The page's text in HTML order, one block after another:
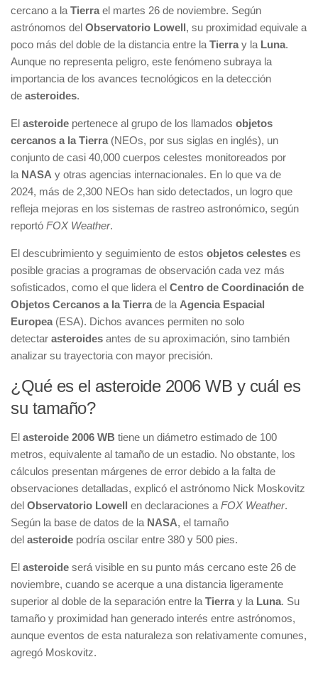
cercano a la Tierra el martes 26 de noviembre. Según
astrónomos del Observatorio Lowell, su proximidad equivale a
poco más del doble de la distancia entre la Tierra y la Luna.
Aunque no representa peligro, este fenómeno subraya la
importancia de los avances tecnológicos en la detección
de asteroides.
El asteroide pertenece al grupo de los llamados objetos
cercanos a la Tierra (NEOs, por sus siglas en inglés), un
conjunto de casi 40,000 cuerpos celestes monitoreados por
la NASA y otras agencias internacionales. En lo que va de
2024, más de 2,300 NEOs han sido detectados, un logro que
refleja mejoras en los sistemas de rastreo astronómico, según
reportó FOX Weather.
El descubrimiento y seguimiento de estos objetos celestes es
posible gracias a programas de observación cada vez más
sofisticados, como el que lidera el Centro de Coordinación de
Objetos Cercanos a la Tierra de la Agencia Espacial
Europea (ESA). Dichos avances permiten no solo
detectar asteroides antes de su aproximación, sino también
analizar su trayectoria con mayor precisión.
¿Qué es el asteroide 2006 WB y cuál es
su tamaño?
El asteroide 2006 WB tiene un diámetro estimado de 100
metros, equivalente al tamaño de un estadio. No obstante, los
cálculos presentan márgenes de error debido a la falta de
observaciones detalladas, explicó el astrónomo Nick Moskovitz
del Observatorio Lowell en declaraciones a FOX Weather.
Según la base de datos de la NASA, el tamaño
del asteroide podría oscilar entre 380 y 500 pies.
El asteroide será visible en su punto más cercano este 26 de
noviembre, cuando se acerque a una distancia ligeramente
superior al doble de la separación entre la Tierra y la Luna. Su
tamaño y proximidad han generado interés entre astrónomos,
aunque eventos de esta naturaleza son relativamente comunes,
agregó Moskovitz.